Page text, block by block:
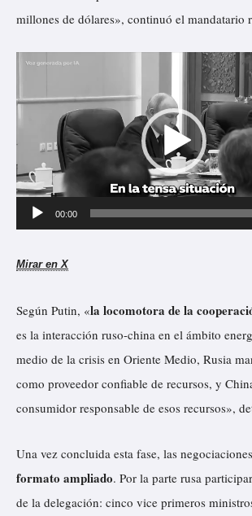
millones de dólares», continuó el mandatario
o
d
c
t
r
d
e
v
í
e
o
00:00
Mirar en X
Según Putin, «la locomotora de la
es la interacción ruso-china en el ámbito
medio de la crisis en Oriente Medio, Rusia
como proveedor confiable de recursos, y
consumidor responsable de esos recursos»,
Una vez concluida esta fase, las
formato ampliado. Por la parte rusa
de la delegación: cinco vice primeros